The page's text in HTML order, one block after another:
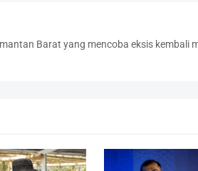
Barat yang mencoba eksis kembali